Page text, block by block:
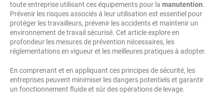
toute entreprise utilisant ces équipements pour la manutention.
Prévenir les risques associés à leur utilisation est essentiel pour
protéger les travailleurs, prévenir les accidents et maintenir un
environnement de travail sécurisé. Cet article explore en
profondeur les mesures de prévention nécessaires, les
réglementations en vigueur et les meilleures pratiques à adopter.
En comprenant et en appliquant ces principes de sécurité, les
entreprises peuvent minimiser les dangers potentiels et garantir
un fonctionnement fluide et sûr des opérations de levage.